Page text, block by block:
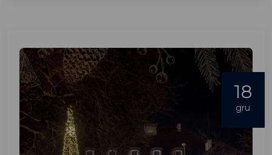
18
gru